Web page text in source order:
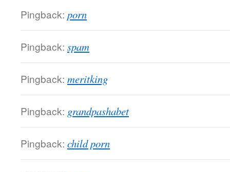
Pingback: porn
Pingback: spam
Pingback: meritking
Pingback: grandpashabet
Pingback: child porn